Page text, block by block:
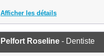
Afficher les détails
Pelfort Roseline - Dentiste